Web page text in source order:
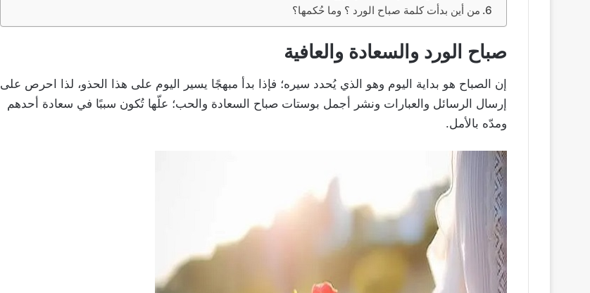
من أين بدأت كلمة صباح الورد ؟ وما حُكمها؟
صباح الورد والسعادة والعافية
إن الصباح هو بداية اليوم وهو الذي يُحدد سيره؛ فإذا بدأ مبهجًا يسير اليوم على هذا الحذو، لذا احرص على
إرسال الرسائل والعبارات ونشر أجمل بوستات صباح السعادة والحب؛ علّها تُكون سببًا في سعادة أحدهم
ومدّه بالأمل.